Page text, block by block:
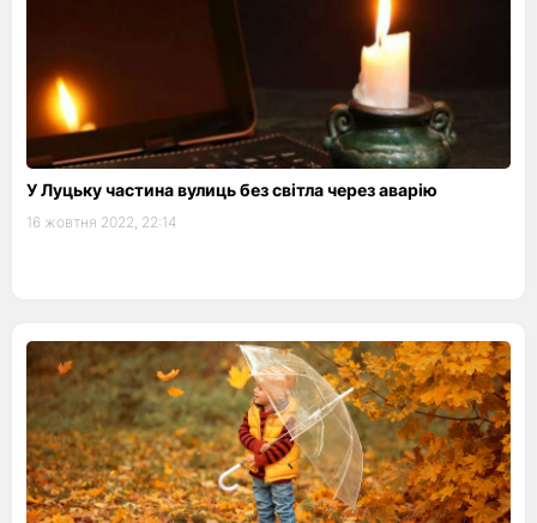
У Луцьку частина вулиць без світла через аварію
16 жовтня 2022, 22:14